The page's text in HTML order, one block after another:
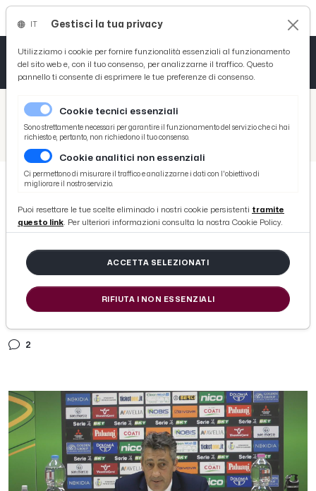
/ Picenotime
/ Ascoli Time
Chievo-Ascoli 3-0, la voce di Aglietti: ''Partita che deve darci slancio per playoff meritati''
Chievo-Ascoli 3-0, la voce di
Aglietti: ''Partita che deve darci
slancio per playoff meritati''
di Redazione Picenotime
2
Gestisci la tua privacy
Utilizziamo i cookie per fornire funzionalità essenziali al funzionamento
del sito web e, con il tuo consenso, per analizzarne il traffico. Questo
pannello ti consente di esprimere le tue preferenze di consenso.
Cookie tecnici essenziali
Sono strettamente necessari per garantire il funzionamento del servizio che ci hai
richiesto e, pertanto, non richiedono il tuo consenso.
Cookie analitici non essenziali
Ci permettono di misurare il traffico e analizzarne i dati con l'obiettivo di
migliorare il nostro servizio.
Puoi resettare le tue scelte eliminado i nostri cookie persistenti tramite
questo link. Per ulteriori informazioni consulta la nostra Cookie Policy.
ACCETTA SELEZIONATI
RIFIUTA I NON ESSENZIALI
Tutto News
Tutto Sport
Basket
Ciclismo
Tutto Curiosità